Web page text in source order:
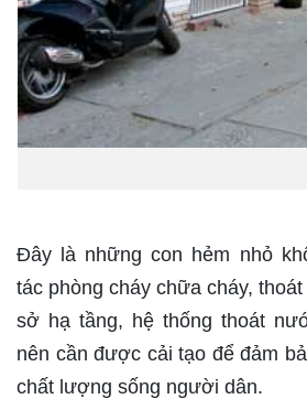
Đây là những con hẻm nhỏ
tác phòng cháy chữa cháy,
sở hạ tầng, hệ thống thoát
nên cần được cải tạo để đảm
chất lượng sống người dân.